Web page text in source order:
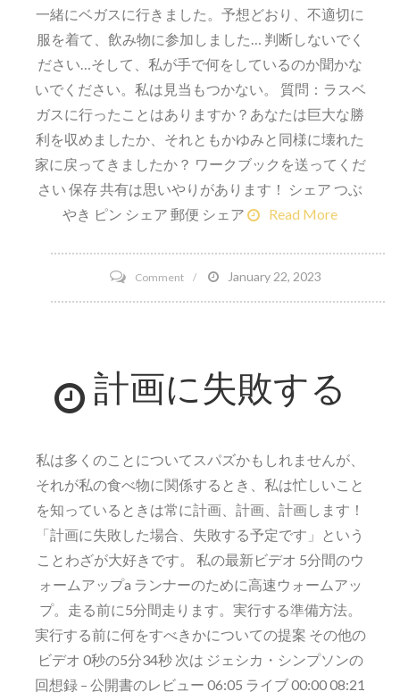
一緒にベガスに行きました。予想どおり、不適切に
服を着て、飲み物に参加しました… 判断しないでく
ださい…そして、私が手で何をしているのか聞かな
いでください。私は見当もつかない。 質問：ラスベ
ガスに行ったことはありますか？あなたは巨大な勝
利を収めましたか、それともかゆみと同様に壊れた
家に戻ってきましたか？ ワークブックを送ってくだ
さい 保存 共有は思いやりがあります！ シェア つぶ
やき ピン シェア 郵便 シェア
Read More
Commenton
5k
January 22, 2023
計画に失敗する
私は多くのことについてスパズかもしれませんが、
それが私の食べ物に関係するとき、私は忙しいこと
を知っているときは常に計画、計画、計画します！
「計画に失敗した場合、失敗する予定です」という
ことわざが大好きです。 私の最新ビデオ 5分間のウ
ォームアップa ランナーのために高速ウォームアッ
プ。走る前に5分間走ります。実行する準備方法。
実行する前に何をすべきかについての提案 その他の
ビデオ 0秒の5分34秒 次は ジェシカ・シンプソンの
回想録 – 公開書のレビュー 06:05 ライブ 00:00 08:21